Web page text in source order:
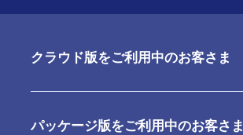
クラウド版をご利用中のお客さま
よくあるご質問
パッケージ版をご利用中のお客さま